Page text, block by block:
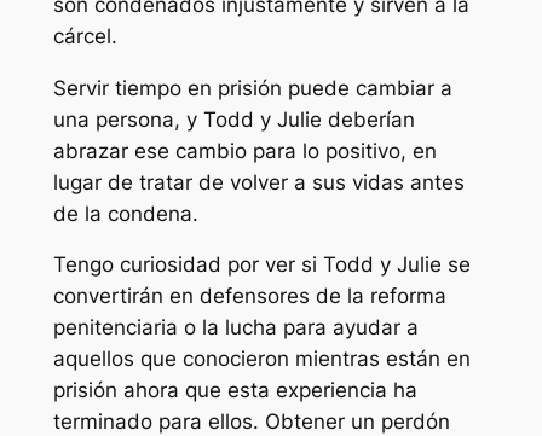
cárcel.
Servir tiempo en prisión puede cambiar a
una persona, y Todd y Julie deberían
abrazar ese cambio para lo positivo, en
lugar de tratar de volver a sus vidas antes
de la condena.
Tengo curiosidad por ver si Todd y Julie se
convertirán en defensores de la reforma
penitenciaria o la lucha para ayudar a
aquellos que conocieron mientras están en
prisión ahora que esta experiencia ha
terminado para ellos. Obtener un perdón